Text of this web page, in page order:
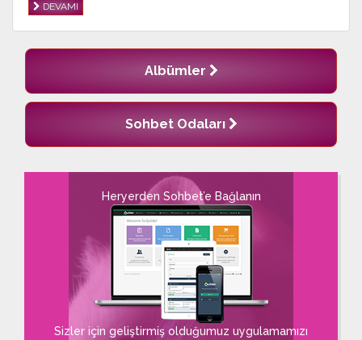
DEVAMI
Albümler
Sohbet Odaları
Heryerden Sohbet’e Bağlanın
Sizler için geliştirmiş olduğumuz uygulamamızı